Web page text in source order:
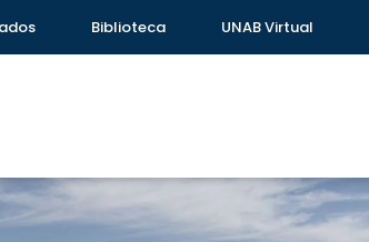
Biblioteca UNAB Virtual